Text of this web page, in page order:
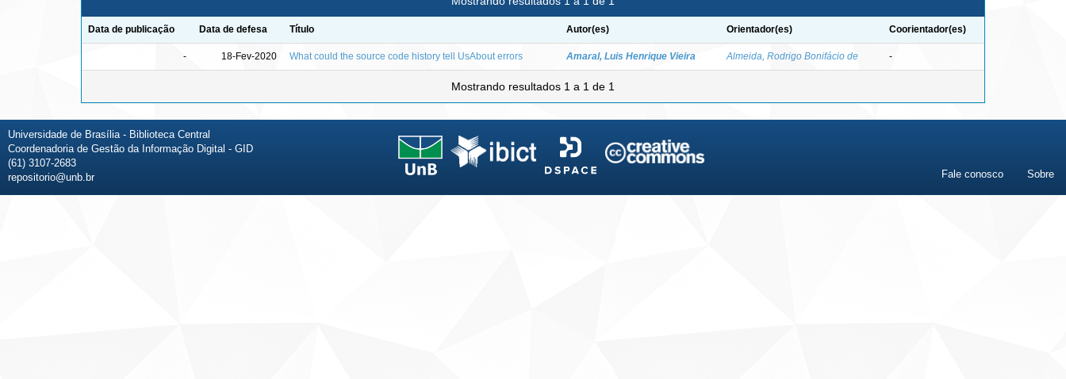
Data de publicação Data de defesa Título Autor(es) Orientador(es) Coorientador(es)
- 18-Fev-2020 What could the source code history tell UsAbout errors Amaral, Luis Henrique Vieira Almeida, Rodrigo Bonifácio de -
Mostrando resultados 1 a 1 de 1
Universidade de Brasília - Biblioteca Central
Coordenadoria de Gestão da Informação Digital - GID
(61) 3107-2683
repositorio@unb.br
Fale conosco Sobre